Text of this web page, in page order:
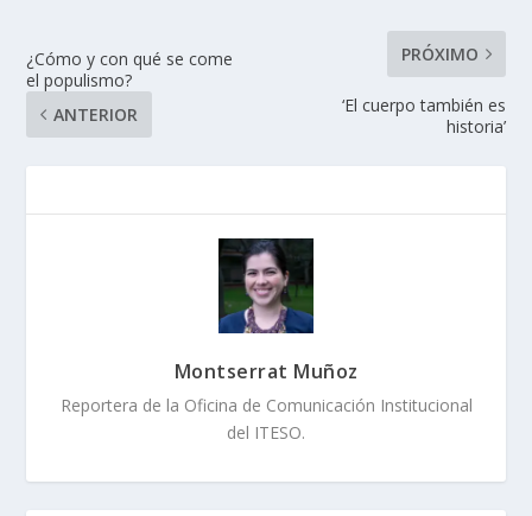
¿Cómo y con qué se come
el populismo?
ANTERIOR
PRÓXIMO
‘El cuerpo también es
historia’
Montserrat Muñoz
Reportera de la Oficina de Comunicación Institucional
del ITESO.